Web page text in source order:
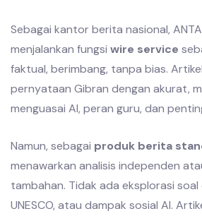
Sebagai kantor berita nasional,
menjalankan fungsi wire service
faktual, berimbang, tanpa bias.
pernyataan Gibran dengan akurat,
menguasai AI, peran guru, dan
Namun, sebagai produk berita
menawarkan analisis independen
tambahan. Tidak ada eksplorasi soal
UNESCO, atau dampak sosial AI.